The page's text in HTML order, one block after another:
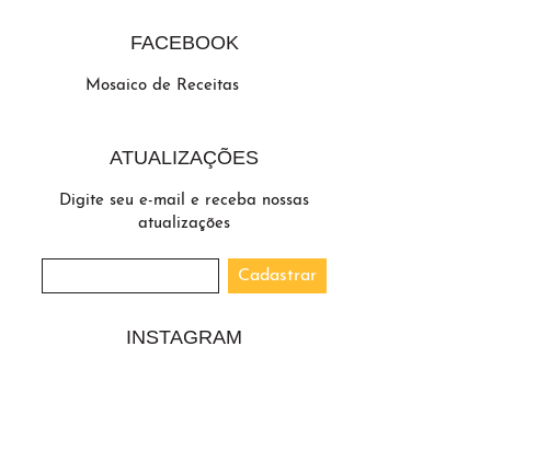
FACEBOOK
Mosaico de Receitas
ATUALIZAÇÕES
Digite seu e-mail e receba nossas
atualizações
INSTAGRAM